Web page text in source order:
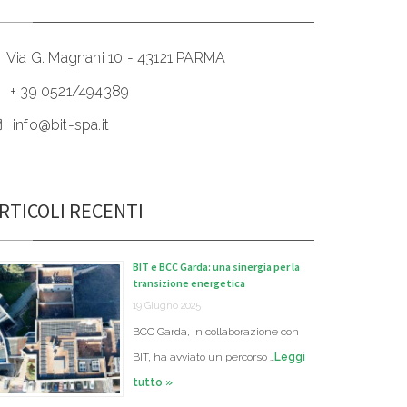
Via G. Magnani 10 - 43121 PARMA
+ 39 0521/494389
info@bit-spa.it
RECENTI
BIT e BCC Garda: una sinergia per la
transizione energetica
19 Giugno 2025
BCC Garda, in collaborazione con
BIT, ha avviato un percorso …Leggi
tutto »